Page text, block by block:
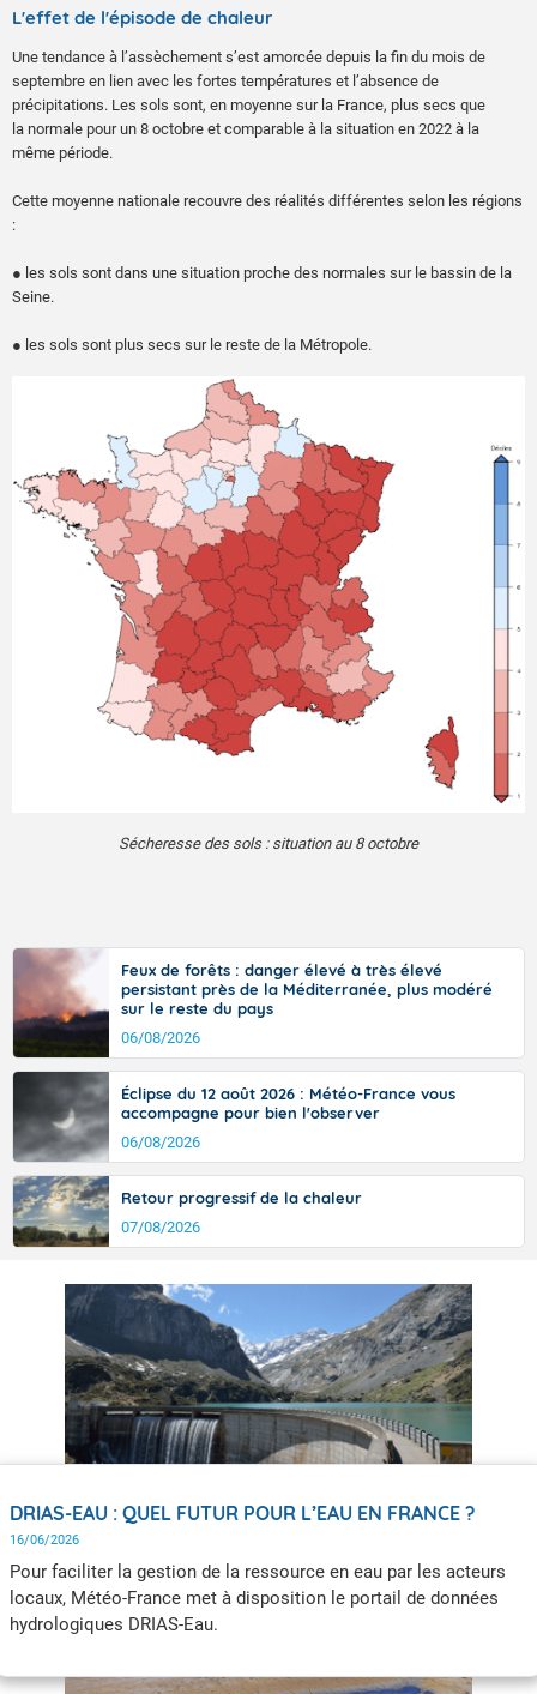
L'effet de l'épisode de chaleur
Une tendance à l’assèchement s’est amorcée depuis la fin du mois de
septembre en lien avec les fortes températures et l’absence de
précipitations. Les sols sont, en moyenne sur la France, plus secs que
la normale pour un 8 octobre et comparable à la situation en 2022 à la
même période.
Cette moyenne nationale recouvre des réalités différentes selon les régions
:
● les sols sont dans une situation proche des normales sur le bassin de la
Seine.
● les sols sont plus secs sur le reste de la Métropole.
Sécheresse des sols : situation au 8 octobre
Feux de forêts : danger élevé à très élevé
persistant près de la Méditerranée, plus modéré
sur le reste du pays
06/08/2026
Éclipse du 12 août 2026 : Météo-France vous
accompagne pour bien l'observer
06/08/2026
Retour progressif de la chaleur
07/08/2026
DRIAS-EAU : QUEL FUTUR POUR L’EAU EN FRANCE ?
16/06/2026
Pour faciliter la gestion de la ressource en eau par les acteurs
locaux, Météo-France met à disposition le portail de données
hydrologiques DRIAS-Eau.